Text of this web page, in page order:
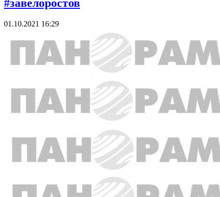
#завелоростов
01.10.2021 16:29